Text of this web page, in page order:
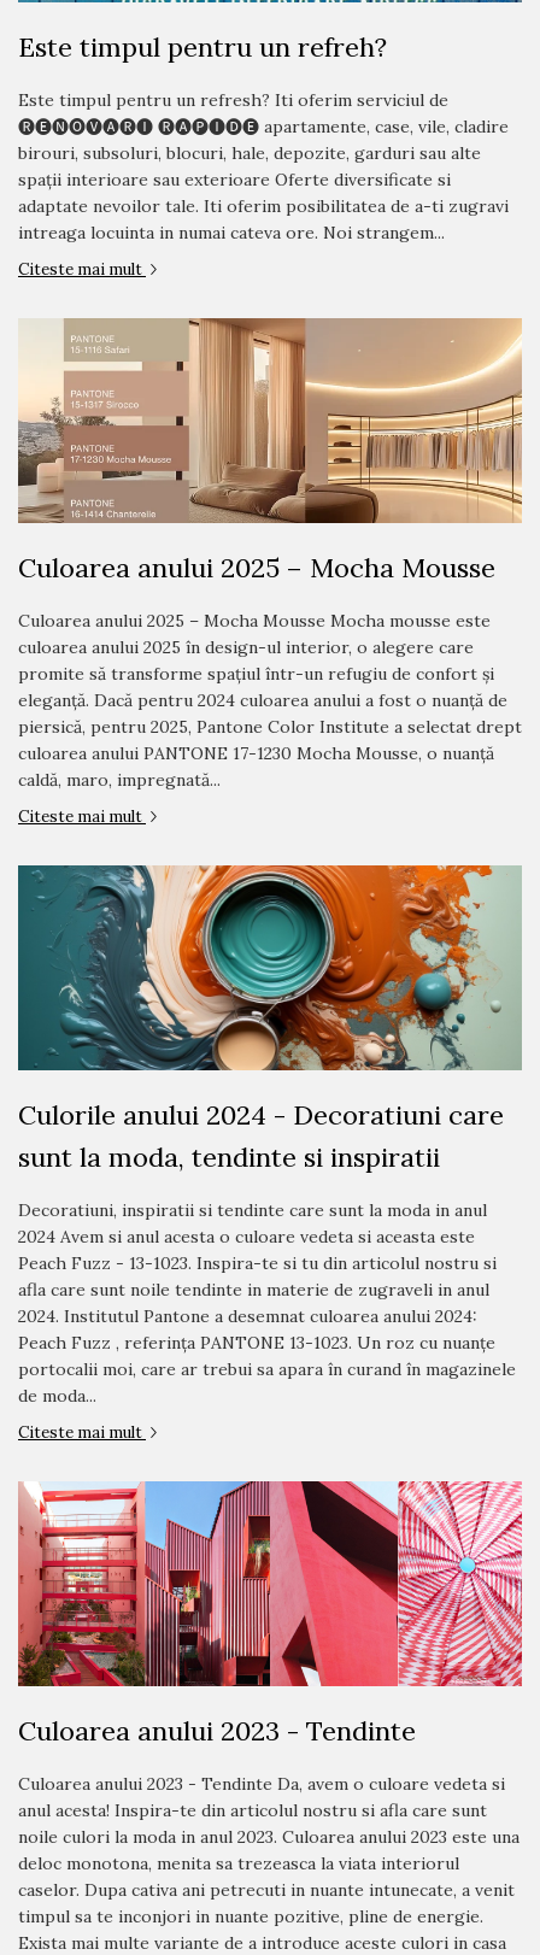
Blocuri
Cabinet Stomatologic
Cladiri Birouri
Fabrici Industriale
Garsoniera
Laborator Medical
Magazin Mall
Resort & Hotel
Restaurante
Spatii Comerciale
Școli Si Gradinițe
Este timpul pentru un refreh?
Este timpul pentru un refresh? Iti oferim serviciul de
🅡🅔🅝🅞🅥🅐🅡🅘 🅡🅐🅟🅘🅓🅔 apartamente, case, vile, cladire
birouri, subsoluri, blocuri, hale, depozite, garduri sau alte
spații interioare sau exterioare Oferte diversificate si
adaptate nevoilor tale. Iti oferim posibilitatea de a-ti zugravi
intreaga locuinta in numai cateva ore. Noi strangem...
Citeste mai mult
Culoarea anului 2025 – Mocha Mousse
Culoarea anului 2025 – Mocha Mousse Mocha mousse este
culoarea anului 2025 în design-ul interior, o alegere care
promite să transforme spațiul într-un refugiu de confort și
eleganță. Dacă pentru 2024 culoarea anului a fost o nuanță de
piersică, pentru 2025, Pantone Color Institute a selectat drept
culoarea anului PANTONE 17-1230 Mocha Mousse, o nuanță
caldă, maro, impregnată...
Citeste mai mult
Culorile anului 2024 - Decoratiuni care
sunt la moda, tendinte si inspiratii
Decoratiuni, inspiratii si tendinte care sunt la moda in anul
2024 Avem si anul acesta o culoare vedeta si aceasta este
Peach Fuzz - 13-1023. Inspira-te si tu din articolul nostru si
afla care sunt noile tendinte in materie de zugraveli in anul
2024. Institutul Pantone a desemnat culoarea anului 2024:
Peach Fuzz , referința PANTONE 13-1023. Un roz cu nuanțe
portocalii moi, care ar trebui sa apara în curand în magazinele
de moda...
Citeste mai mult
Culoarea anului 2023 - Tendinte
Culoarea anului 2023 - Tendinte Da, avem o culoare vedeta si
anul acesta! Inspira-te din articolul nostru si afla care sunt
noile culori la moda in anul 2023. Culoarea anului 2023 este una
deloc monotona, menita sa trezeasca la viata interiorul
caselor. Dupa cativa ani petrecuti in nuante intunecate, a venit
timpul sa te inconjori in nuante pozitive, pline de energie.
Exista mai multe variante de a introduce aceste culori in casa